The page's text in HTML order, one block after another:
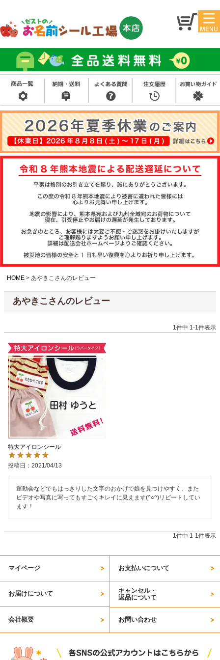
マイ
ジ
お名
前シ
ール
アイ
ロン
シー
ル
お買
い得
セッ
ト
スタ
ンプ
その
他
注文履歴
について
らせ
会員登録
HOME あやきこさんのレビュー
あやきこさんのレビュー
1件中 1-1件表示
特大アイロンシール
投稿日 2021/04/13
運動会などでもはっきりした文字のおかげで娘を見つけやすく、また
ビデオや写真に写ってもすごくキレイに見えます(^○^)リピートしてい
ます！
1件中 1-1件表示
マイページ お支払いについて
お届けについて
キャンセル・
返品について
会社概要 お問い合わせ